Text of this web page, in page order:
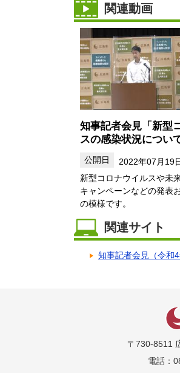
関連動画
知事記者会見「新型
スの感染状況につい
2022年07月19
新型コロナウイルスや未
キャンペーンなどの発表
の模様です。
関連サイト
知事記者会見（令和4
〒730-8511
電話：